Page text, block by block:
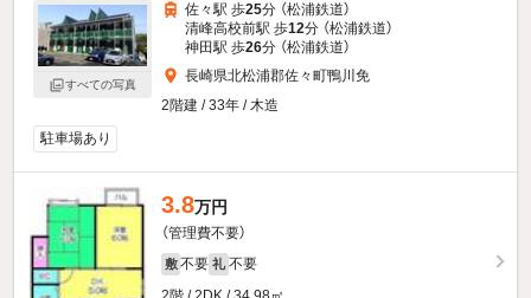
すべての写真
佐々駅 歩25分 （松浦鉄道）
清峰高校前駅 歩12分 （松浦鉄道）
神田駅 歩26分 （松浦鉄道）
長崎県北松浦郡佐々町鴨川免
2階建 / 33年 / 木造
駐車場あり
3.8万円
（管理費不要）
敷 不要 礼 不要